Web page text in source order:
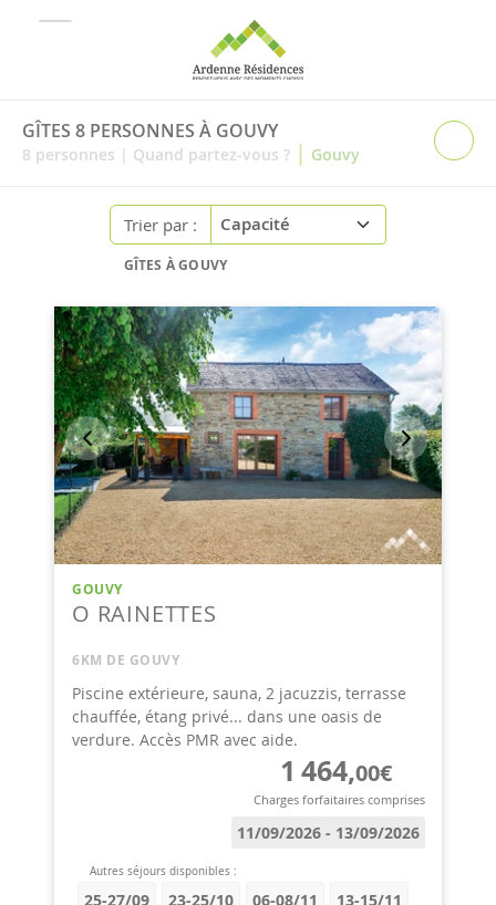
GÎTES 8 PERSONNES À GOUVY
8 personnes | Quand partez-vous ? | Gouvy
Trier par :
GÎTES À GOUVY